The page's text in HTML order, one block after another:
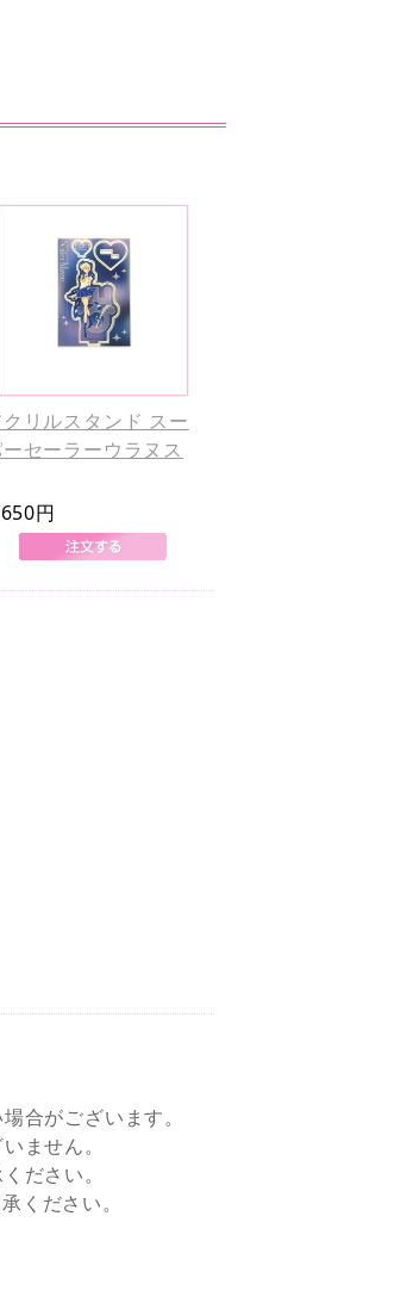
リルスタンド スー
セーラーウラヌス
円
合がございます。
ません。
ださい。
ださい。